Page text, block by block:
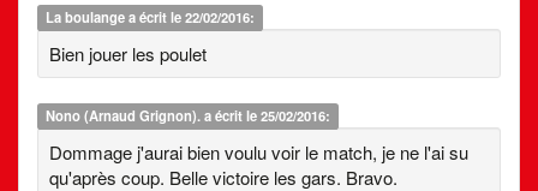
La boulangea écrit le 22/02/2016:
Bien jouer les poulet
Nono (Arnaud Grignon).a écrit le 25/02/2016:
Dommage j'aurai bien voulu voir le match, je ne l'ai su
qu'après coup. Belle victoire les gars. Bravo.